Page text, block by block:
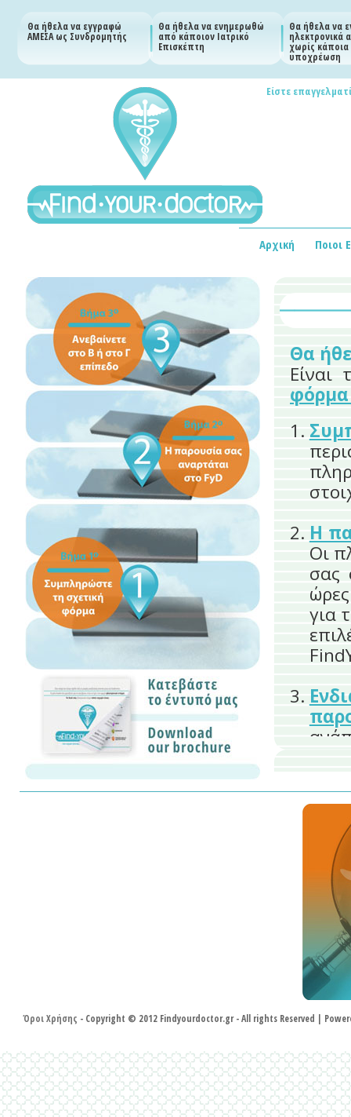
Θα ήθελα να εγγραφώ
ΑΜΕΣΑ ως Συνδρομητής
Θα ήθελα να ενημερωθώ
από κάποιον Ιατρικό
Επισκέπτη
Θα ήθελα να
ηλεκτρονικά
χωρίς
υποχρέωση
Είστε
Αρχική Ποιοι
Θα
φόρμα
Η
Οι
σας
για
Όροι Χρήσης - Copyright © 2012 Findyourdoctor.gr - All rights Reserved |